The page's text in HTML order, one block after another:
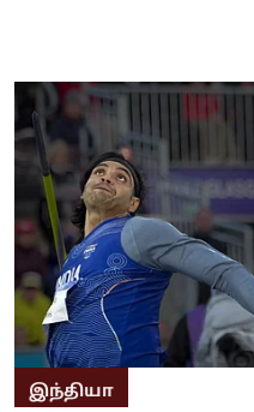
இந்தியா